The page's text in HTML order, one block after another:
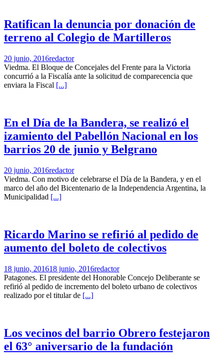
Ratifican la denuncia por donación de
terreno al Colegio de Martilleros
20 junio, 2016redactor
Viedma. El Bloque de Concejales del Frente para la Victoria
concurrió a la Fiscalía ante la solicitud de comparecencia que
enviara la Fiscal [...]
En el Día de la Bandera, se realizó el
izamiento del Pabellón Nacional en los
barrios 20 de junio y Belgrano
20 junio, 2016redactor
Viedma. Con motivo de celebrarse el Día de la Bandera, y en el
marco del año del Bicentenario de la Independencia Argentina, la
Municipalidad [...]
Ricardo Marino se refirió al pedido de
aumento del boleto de colectivos
18 junio, 201618 junio, 2016redactor
Patagones. El presidente del Honorable Concejo Deliberante se
refirió al pedido de incremento del boleto urbano de colectivos
realizado por el titular de [...]
Los vecinos del barrio Obrero festejaron
el 63° aniversario de la fundación